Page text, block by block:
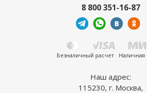
Металлочерепица МП
1 450руб. /м2
8 800 351-16-87
Безналичный расчет Наличная
Наш адрес:
115230, г. Москва,